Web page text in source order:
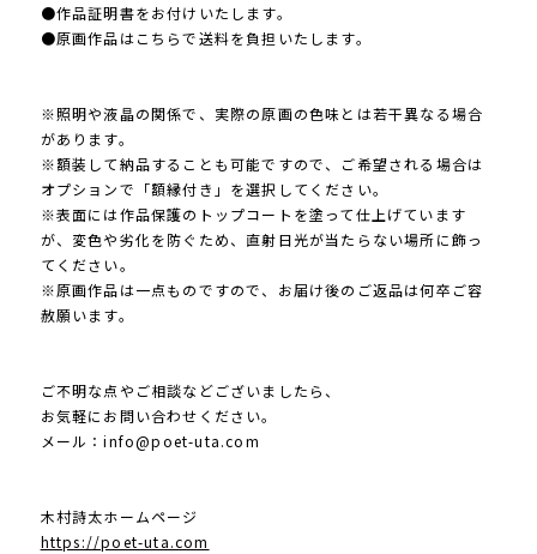
●作品証明書をお付けいたします。
●原画作品はこちらで送料を負担いたします。
※照明や液晶の関係で、実際の原画の色味とは若干異なる場合
があります。
※額装して納品することも可能ですので、ご希望される場合は
オプションで「額縁付き」を選択してください。
※表面には作品保護のトップコートを塗って仕上げています
が、変色や劣化を防ぐため、直射日光が当たらない場所に飾っ
てください。
※原画作品は一点ものですので、お届け後のご返品は何卒ご容
赦願います。
ご不明な点やご相談などございましたら、
お気軽にお問い合わせください。
メール：info@poet-uta.com
木村詩太ホームページ
https://poet-uta.com